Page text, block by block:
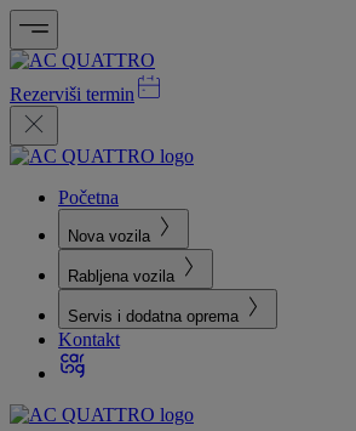
Rezerviši termin
Početna
Nova vozila
Rabljena vozila
Servis i dodatna oprema
Kontakt